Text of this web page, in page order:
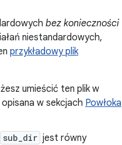
bez konieczności
niestandardowych,
przykładowy plik
umieścić ten plik w
w sekcjach Powłoka
sub_dir jest równy